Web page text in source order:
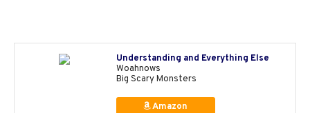
Understanding and Everything Else
Woahnows
Big Scary Monsters
Amazon